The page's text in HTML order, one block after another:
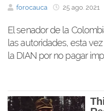
forocauca 25 ago. 2021
El senador de la
las autoridades, esta
la DIAN por no pagar